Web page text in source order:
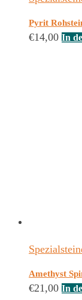
Pyrit
€14,00 In
Amethyst
€21,00 In